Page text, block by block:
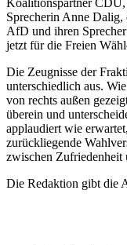
Sprecherin Anne
AfD und ihren
jetzt für die Freien
Die Zeugnisse der
unterschiedlich aus.
von rechts außen
überein und
applaudiert wie
zurückliegende
zwischen Zufriedenheit
Die Redaktion gibt die